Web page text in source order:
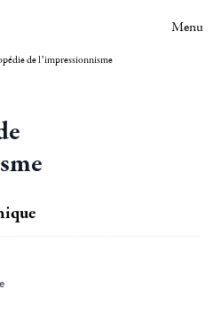
Menu
de l’impressionnisme